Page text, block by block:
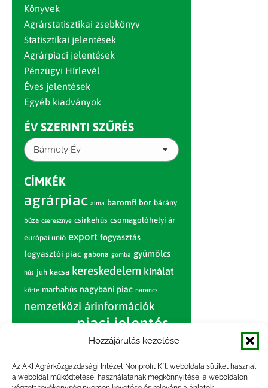
Hozzájárulás kezelése
Az AKI Agrárközgazdasági Intézet Nonprofit Kft. weboldala sütiket használ
a weboldal működtetése, használatának megkönnyítése, a weboldalon
Könyvek
Agrárstatisztikai zsebkönyv
Statisztikai jelentések
Agrárpiaci jelentések
Pénzügyi Hírlevél
Éves jelentések
Egyéb kiadványok
ÉV SZERINTI SZŰRÉS
Bármely Év
CÍMKÉK
agrárpiac alma baromfi bor bárány
búza cseresznye csirkehús csomagolóhelyi ár
európai unió export fogyasztás
fogyasztói piac gabona gomba gyümölcs
hús juh kacsa kereskedelem kínálat
körte marhahús nagybani piac narancs
nemzetközi árinformációk
piac piaci jelentés
sertés sertéshús
szarvasmarha termelés termelői
ár tojás világpiac vágóbárány